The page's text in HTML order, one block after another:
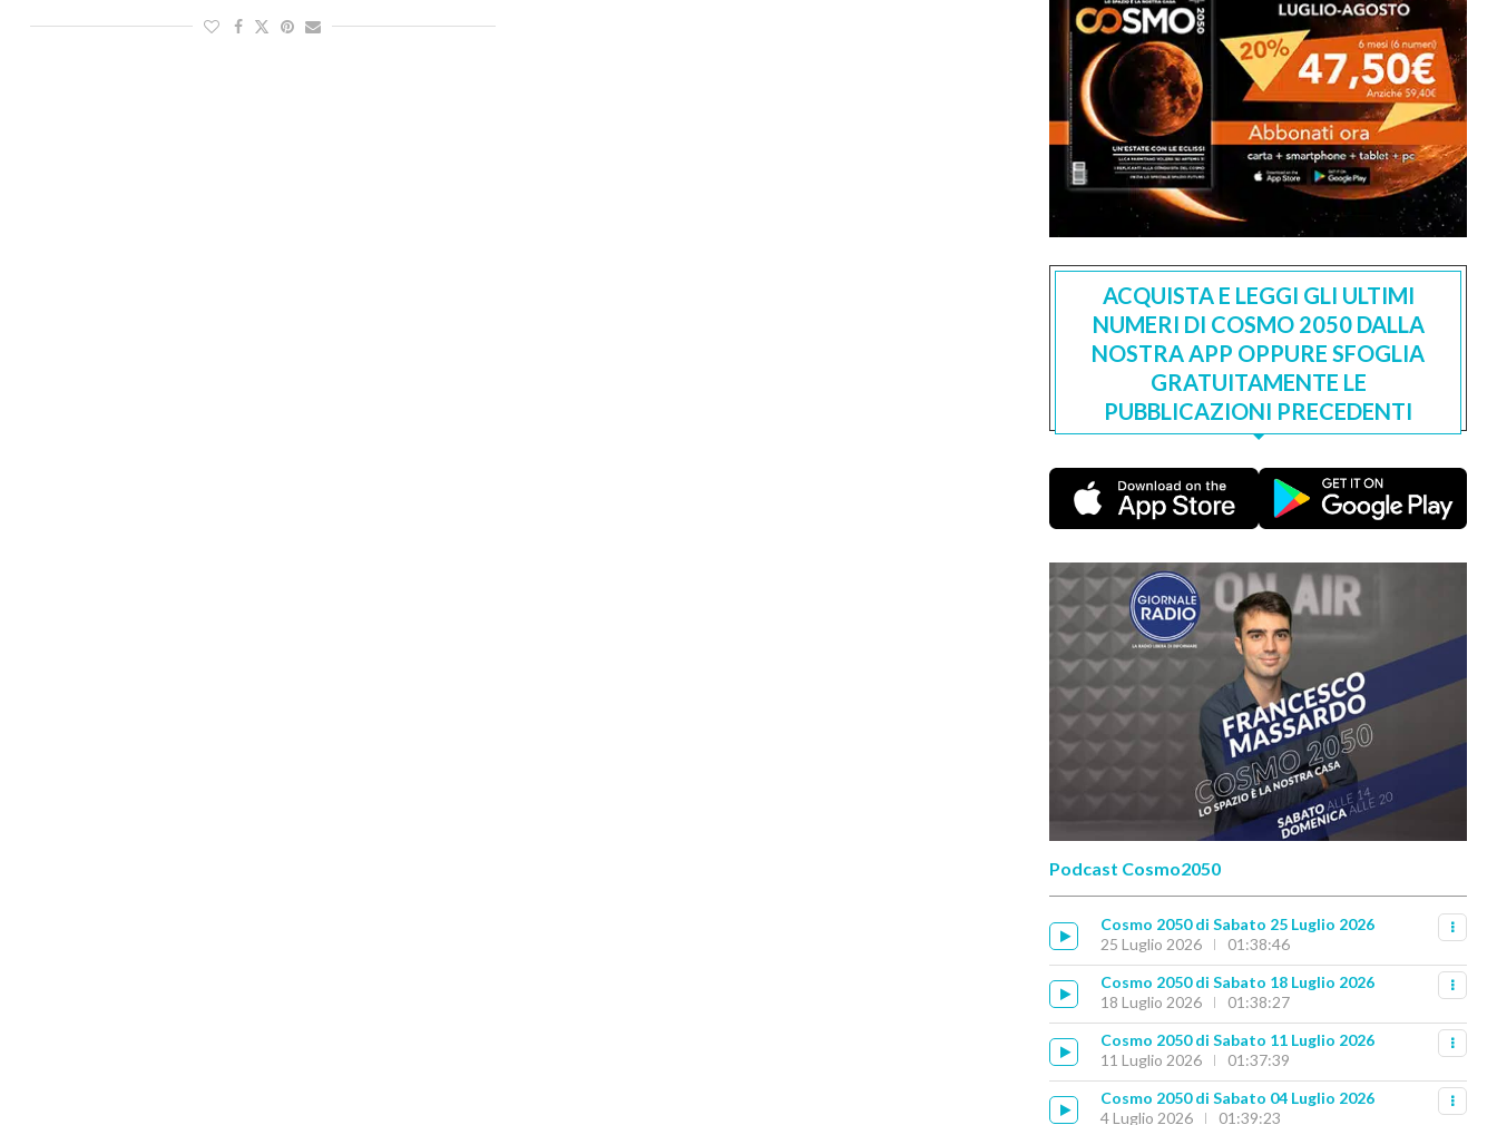
ACQUISTA E LEGGI GLI ULTIMI
NUMERI DI COSMO 2050 DALLA
NOSTRA APP OPPURE SFOGLIA
GRATUITAMENTE LE
PUBBLICAZIONI PRECEDENTI
Podcast Cosmo2050
Cosmo 2050 di Sabato 25 Luglio 2026
25 Luglio 2026
01:38:46
Cosmo 2050 di Sabato 18 Luglio 2026
18 Luglio 2026
01:38:27
Cosmo 2050 di Sabato 11 Luglio 2026
11 Luglio 2026
01:37:39
Cosmo 2050 di Sabato 04 Luglio 2026
4 Luglio 2026
01:39:23